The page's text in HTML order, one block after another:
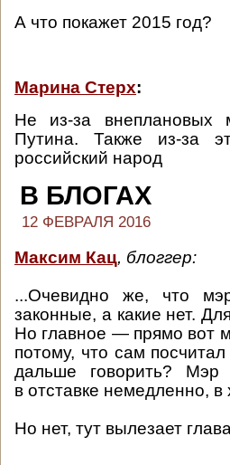
А что покажет 2015 год?
Марина Стерх:
Не из-за внеплановых
Путина. Также из-за
российский народ
В БЛОГАХ
12 ФЕВРАЛЯ 2016
Максим Кац, блоггер:
...Очевидно же, что
законные, а какие нет.
Но главное — прямо вот
потому, что сам
дальше говорить?
в отставке немедленно,
Но нет, тут вылезает